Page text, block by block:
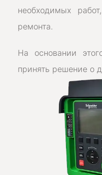
необходимых
ремонта.
На основании
принять решение о